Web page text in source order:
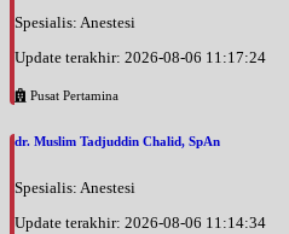
Spesialis: Anestesi
Update terakhir: 2026-08-06 11:17:24
Pusat Pertamina
dr. Muslim Tadjuddin Chalid, SpAn
Spesialis: Anestesi
Update terakhir: 2026-08-06 11:14:34